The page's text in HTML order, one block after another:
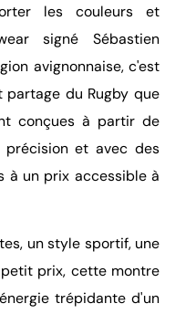
les couleurs et
signé Sébastien
avignonnaise, c'est
du Rugby que
conçues à partir de
précision et avec des
à un prix accessible à
un style sportif, une
prix, cette montre
trépidante d'un